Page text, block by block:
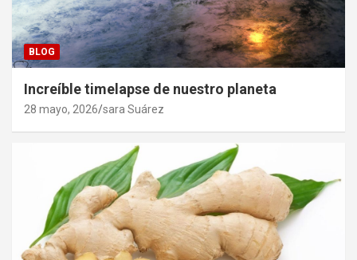
BLOG
Increíble timelapse de nuestro planeta
28 mayo, 2026 sara Suárez